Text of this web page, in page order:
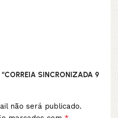
SINCRONIZADA 9
não será publicado.